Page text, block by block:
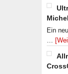
Ein
…